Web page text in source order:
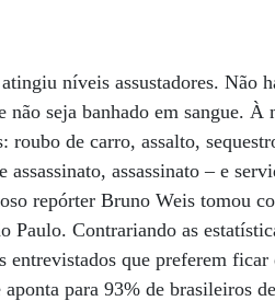
níveis assustadores. Não
não seja banhado em sangue.
roubo de carro, assalto,
assassinato, assassinato – e
repórter Bruno Weis tomou
Paulo. Contrariando as
entrevistados que preferem
aponta para 93% de brasileiros